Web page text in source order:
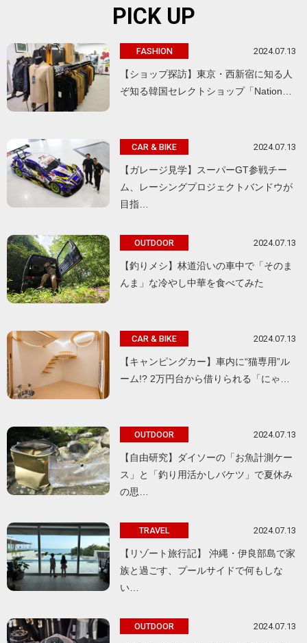
PICK UP
FASHION 2024.07.13
【ショップ探訪】東京・西新宿に知る人
ぞ知る韓国セレクトショップ「Nation…
CAR & BIKE 2024.07.13
【ガレージ見学】スーパーGT参戦チー
ム、レーシングプロジェクトバンドウが
目指…
OUTDOOR 2024.07.13
【釣りメシ】林道沿いの車中で「そのま
んま」な冷やし中華を食べてみた
CAR & BIKE 2024.07.13
【キャンピングカー】車内に“猫専用”ル
ーム!? 2万円台から借りられる「にゃ…
OUTDOOR 2024.07.13
【自由研究】ダイソーの「お魚計測ケー
ス」と「釣り用活かしバケツ」で夏休み
の思…
TRAVEL 2024.07.13
【リゾート旅行記】 沖縄・伊良部島で家
族と過ごす、プールサイドで何もしな
い…
OUTDOOR 2024.07.13